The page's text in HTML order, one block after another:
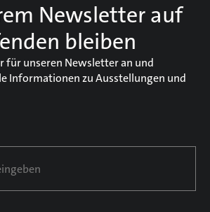
Newsletter auf
bleiben
für unseren Newsletter an und
Informationen zu Ausstellungen und